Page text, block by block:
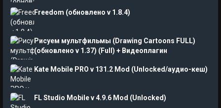
Freedom (обновлено v 1.8.4)
Рисуем мультфильмы (Drawing Cartoons FULL)
(обновлено v 1.37) (Full) + Видеоплагин
Kate Mobile PRO v 131.2 Mod (Unlocked/аудио-кеш)
FL Studio Mobile v 4.9.6 Mod (Unlocked)